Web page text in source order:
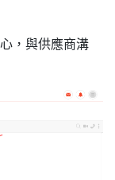
，與供應商溝